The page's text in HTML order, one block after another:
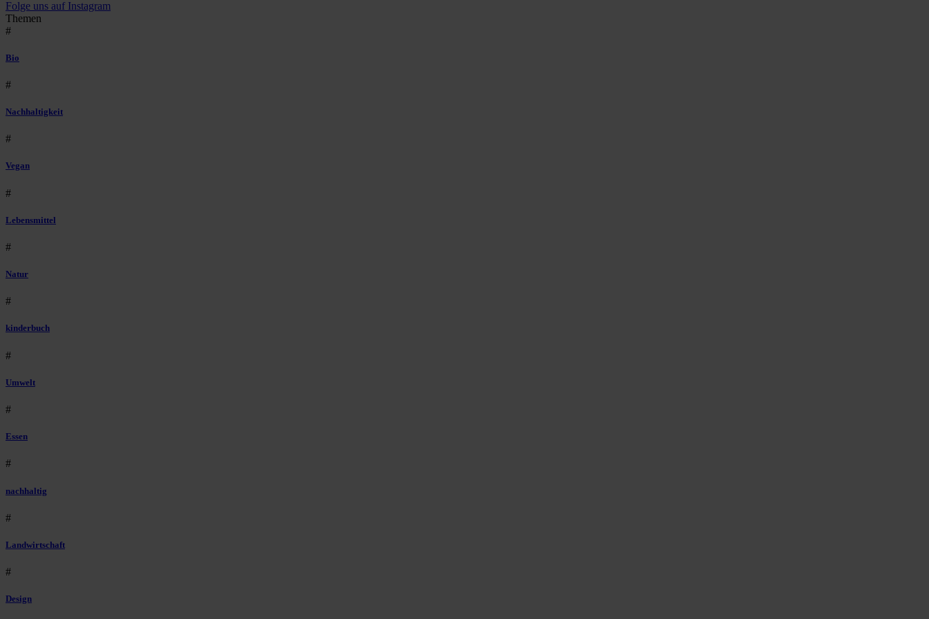
Folge uns auf Instagram
Themen
#
Bio
#
Nachhaltigkeit
#
Vegan
#
Lebensmittel
#
Natur
#
kinderbuch
#
Umwelt
#
Essen
#
nachhaltig
#
Landwirtschaft
#
Design